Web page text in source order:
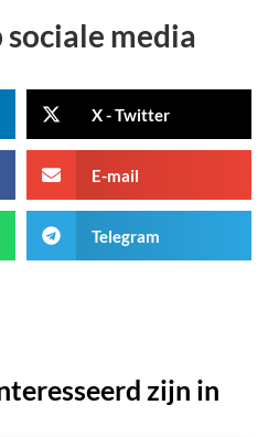
media
X - Twitter
E-mail
Telegram
zijn in